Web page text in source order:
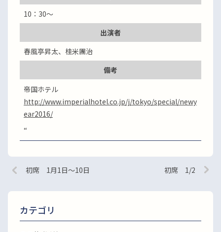
10：30～
出演者
春風亭昇太、桂米團治
備考
帝国ホテル
http://www.imperialhotel.co.jp/j/tokyo/special/newy
ear2016/
“
初席 1月1日～10日 初席 1/2
カテゴリ